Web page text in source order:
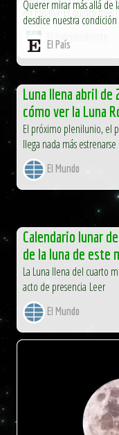
en España. El quinto
El Independiente
Querer mirar más allá de
desdice nuestra
El País
Luna llena abril de
cómo ver la Luna
El próximo plenilunio, el
llega nada más
El Mundo
Calendario lunar
de la luna de este
La Luna llena del cuarto
acto de presencia Leer
El Mundo